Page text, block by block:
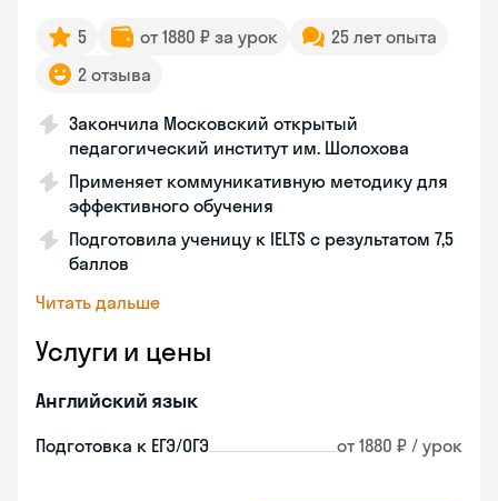
5 от 1880 ₽ за урок
25 лет опыта
2 отзыва
Закончила Московский открытый
педагогический институт им. Шолохова
Применяет коммуникативную методику для
эффективного обучения
Подготовила ученицу к IELTS с результатом 7,5
баллов
Читать дальше
Услуги и цены
Английский язык
Подготовка к ЕГЭ/ОГЭ от 1880 ₽ / урок